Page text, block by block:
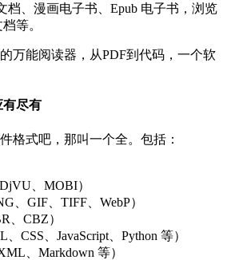
档、漫画电子书、Epub 电子书，浏览
等。
有尽有
格式吧，那叫一个全。包括：
、MOBI）
、GIF、TIFF、WebP）
、CBZ）
CSS、JavaScript、Python 等）
、Markdown 等）